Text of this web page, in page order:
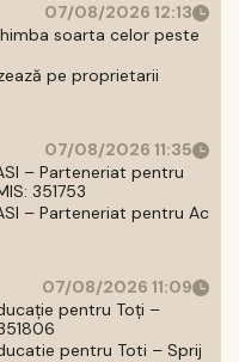
07/08/2026 12:13
soarta celor peste
pe proprietarii
07/08/2026 11:35
– Parteneriat pentru
351753
– Parteneriat pentru Ac
07/08/2026 11:09
pentru Toți –
pentru Toti – Sprij